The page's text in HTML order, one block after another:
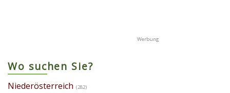
Wo suchen Sie?
Niederösterreich (282)